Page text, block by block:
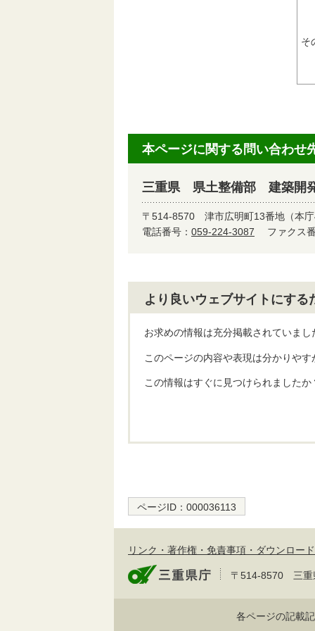
そ
本ページに関する問い合わせ
三重県 県土整備部 建築開
〒514-8570 津市広明町13番地（本
電話番号： 059-224-3087 ファクス
より良いウェブサイトにす
お求めの情報は充分掲載されていまし
このページの内容や表現は分かりや
この情報はすぐに見つけられましたか
ページID： 000036113
リンク・著作権・免責事項・ダウンロード
〒514-8570 三重
各ページの記載